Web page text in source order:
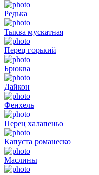
Редька
Тыква мускатная
Перец горький
Брюква
Дайкон
Фенхель
Перец халапеньо
Капуста романеско
Маслины